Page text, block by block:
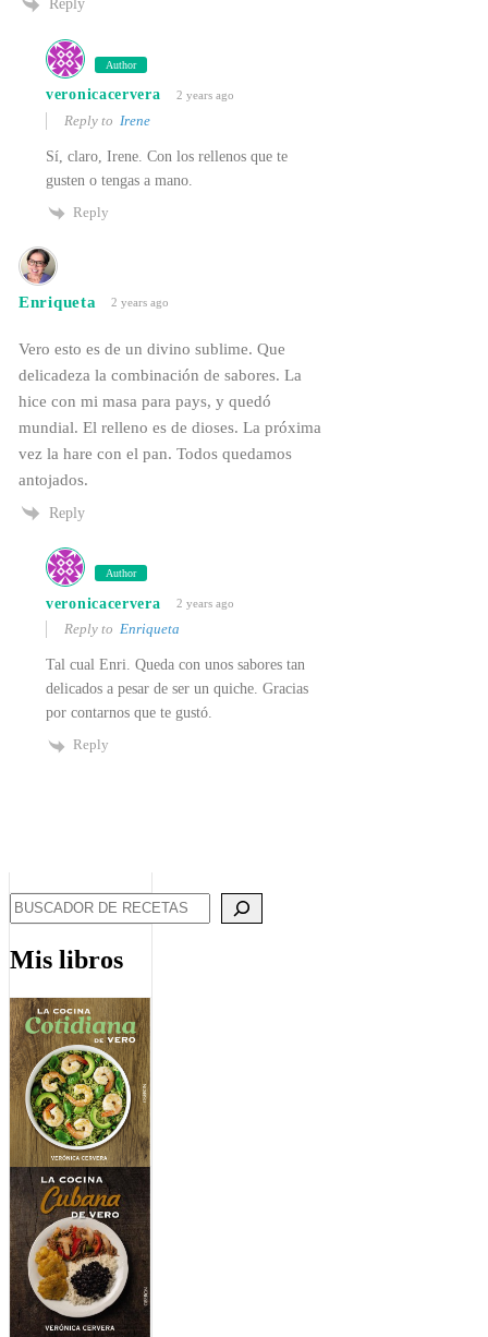
Reply
Author
veronicacervera 2 years ago
Reply to Irene
Sí, claro, Irene. Con los rellenos que te
gusten o tengas a mano.
Reply
Enriqueta 2 years ago
Vero esto es de un divino sublime. Que
delicadeza la combinación de sabores. La
hice con mi masa para pays, y quedó
mundial. El relleno es de dioses. La próxima
vez la hare con el pan. Todos quedamos
antojados.
Reply
Author
veronicacervera 2 years ago
Reply toEnriqueta
Tal cual Enri. Queda con unos sabores tan
delicados a pesar de ser un quiche. Gracias
por contarnos que te gustó.
Reply
Search
Mis libros